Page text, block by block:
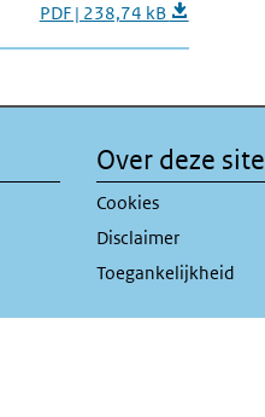
PDF | 238,74 kB
Over deze site
Cookies
Disclaimer
Toegankelijkheid